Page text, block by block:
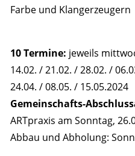
Farbe und Klangerzeugern
10 Termine: jeweils
14.02. / 21.02. / 28.02. /
24.04. / 08.05. / 15.05.2024
Gemeinschafts-
ARTpraxis am Sonntag,
Abbau und Abholung: